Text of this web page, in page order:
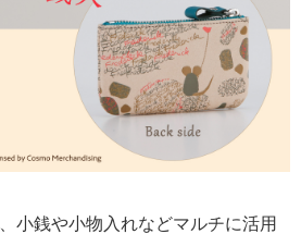
小銭や小物入れなどマルチに活用